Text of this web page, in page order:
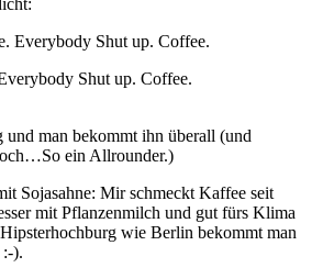
Shut up. Coffee.
und man bekommt ihn überall (und
ein Allrounder.)
Sojasahne: Mir schmeckt Kaffee seit
mit Pflanzenmilch und gut fürs Klima
wie Berlin bekommt man
:-).